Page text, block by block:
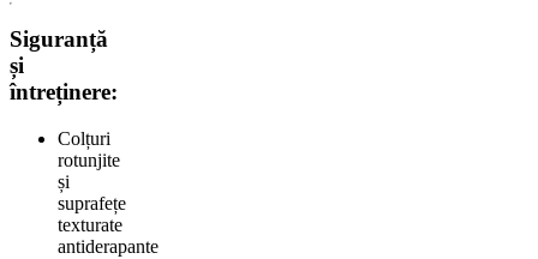
Siguranță
și
întreținere:
Colțuri
rotunjite
și
suprafețe
texturate
antiderapante